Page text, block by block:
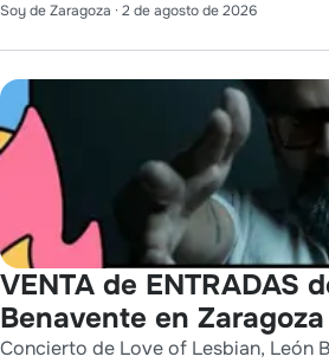
Soy de Zaragoza · 2 de agosto de 2026
VENTA de ENTRADAS
Benavente en
Concierto de Love of Lesbian, León